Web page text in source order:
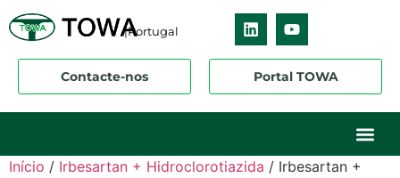
|Portugal
Contacte-nos Portal TOWA
Início / Irbesartan + Hidroclorotiazida / Irbesartan +